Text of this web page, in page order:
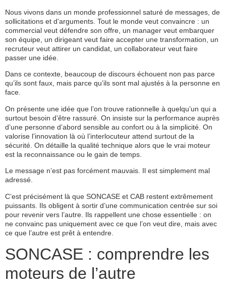
Nous vivons dans un monde professionnel saturé de messages, de
sollicitations et d’arguments. Tout le monde veut convaincre : un
commercial veut défendre son offre, un manager veut embarquer
son équipe, un dirigeant veut faire accepter une transformation, un
recruteur veut attirer un candidat, un collaborateur veut faire
passer une idée.
Dans ce contexte, beaucoup de discours échouent non pas parce
qu’ils sont faux, mais parce qu’ils sont mal ajustés à la personne en
face.
On présente une idée que l’on trouve rationnelle à quelqu’un qui a
surtout besoin d’être rassuré. On insiste sur la performance auprès
d’une personne d’abord sensible au confort ou à la simplicité. On
valorise l’innovation là où l’interlocuteur attend surtout de la
sécurité. On détaille la qualité technique alors que le vrai moteur
est la reconnaissance ou le gain de temps.
Le message n’est pas forcément mauvais. Il est simplement mal
adressé.
C’est précisément là que SONCASE et CAB restent extrêmement
puissants. Ils obligent à sortir d’une communication centrée sur soi
pour revenir vers l’autre. Ils rappellent une chose essentielle : on
ne convainc pas uniquement avec ce que l’on veut dire, mais avec
ce que l’autre est prêt à entendre.
SONCASE : comprendre les
moteurs de l’autre